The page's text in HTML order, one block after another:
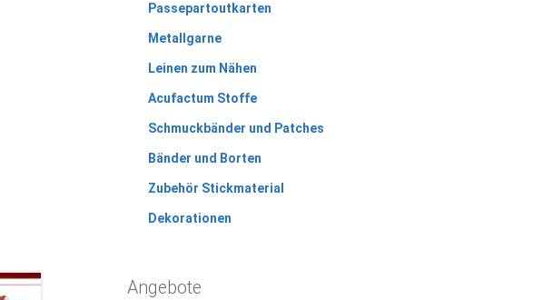
Passepartoutkarten
Metallgarne
Leinen zum Nähen
Acufactum Stoffe
Schmuckbänder und Patches
Bänder und Borten
Zubehör Stickmaterial
Dekorationen
Angebote